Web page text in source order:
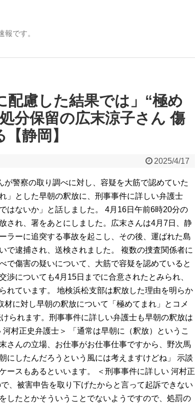
です。
配慮した結果では」“極め
分保留の広末涼子さん 傷
静岡】
2025/4/17
警察の取り調べに対し、容疑を大筋で認めていた
」とした早朝の釈放に、刑事事件に詳しい弁護士
はないか」と話しました。 4月16日午前6時20分の
され、署をあとにしました。広末さんは4月7日、静
ラーに追突する事故を起こし、その後、運ばれた島
で逮捕され、送検されました。 複数の捜査関係者に
で傷害の疑いについて、大筋で容疑を認めていると
渉についても4月15日までに合意されたとみられ、
れています。 地検浜松支部は釈放した理由を明らか
に対し早朝の釈放について「極めてまれ」とコメ
られます。刑事事件に詳しい弁護士も早朝の釈放は
村正史弁護士＞ 「通常は早朝に（釈放）というこ
さんの立場、お仕事がお仕事仕事ですから、野次馬
にしたんだろうという風には考えますけどね」 示談
ースもあるといいます。 ＜刑事事件に詳しい 河村正
、被害申告を取り下げたからと言って起訴できない
したとかそういうことでないようですので、処罰の